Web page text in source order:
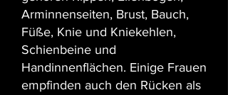
Arminnenseiten, Brust, Bauch,
Füße, Knie und Kniekehlen,
Schienbeine und
Handinnenflächen. Einige Frauen
empfinden auch den Rücken als